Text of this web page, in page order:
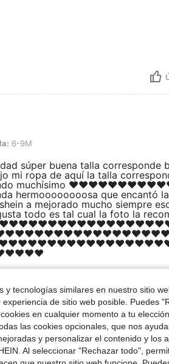
6-9M
súper buena talla corresponde
mi ropa de aquí la talla
muchísimo
que encantó la
a mejorado mucho siempre
todo es tal cual la foto la
y tecnologías similares en nuestro sitio
de sitio web posible. Puedes
en cualquier momento a tu
las cookies opcionales, que nos
y personalizar el contenido y los
Al seleccionar "Rechazar todo",